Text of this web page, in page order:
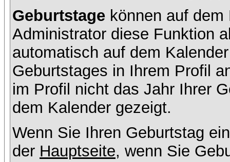
Geburtstage können auf
Administrator diese Funktion
automatisch auf dem
Geburtstages in Ihrem Profil
im Profil nicht das Jahr Ihrer
dem Kalender gezeigt.
Wenn Sie Ihren Geburtstag
der Hauptseite, wenn Sie